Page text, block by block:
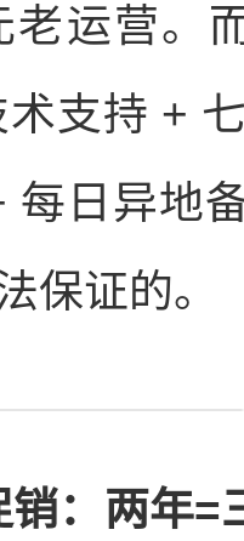
老运营。
支持 +
每日异地
保证的。
：两年=